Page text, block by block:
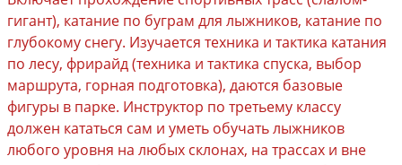
гигант), катание по буграм для лыжников, катание по
глубокому снегу. Изучается техника и тактика катания
по лесу, фрирайд (техника и тактика спуска, выбор
маршрута, горная подготовка), даются базовые
фигуры в парке. Инструктор по третьему классу
должен кататься сам и уметь обучать лыжников
любого уровня на любых склонах, на трассах и вне